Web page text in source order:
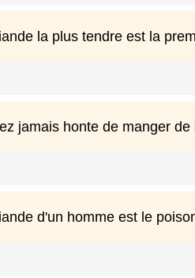
la plus tendre est la
jamais honte de manger de
d'un homme est le